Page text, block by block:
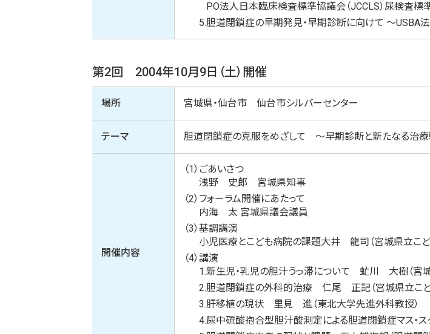
PO法人日本臨床検査標準協議会（JCCLS）尿検査
5.胆道閉鎖症の早期発見・早期診断に向けて ～
第2回 2004年10月9日（土）開催
場所 宮城県・仙台市 仙台市シルバーセンター
テーマ 胆道閉鎖症の克服をめざして ～早期診断と新たなる治
開催内容
（1） ごあいさつ
浅野 史郎 宮城県知事
（2） フォーラム開催にあたって
内海 太 宮城県議会議員
（3） 基調講演
小児医療とこども病院の課題大井 龍司（宮城県立こど
（4） 講演
1.新生児・乳児の胆汁うっ滞について 虻川 大樹（宮
2.胆道閉鎖症の外科的治療 仁尾 正記（宮城県立こど
3.肝移植の現状 里見 進（東北大学先進外科教授）
4.尿中硫酸抱合型胆汁酸測定による胆道閉鎖症マス・